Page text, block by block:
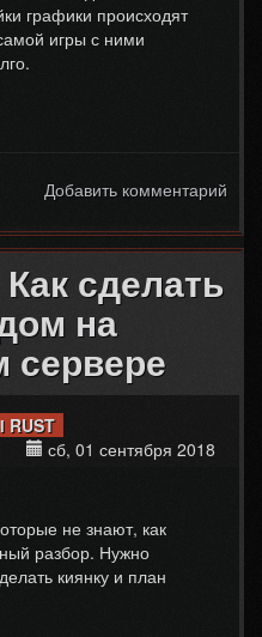
графики происходят
игры с ними
— КАК СДЕЛАТЬ ГРАФИКУ
Добавить комментарий
сделать
на
сервере
сб, 01 сентября 2018
не знают, как
разбор. Нужно
киянку и план